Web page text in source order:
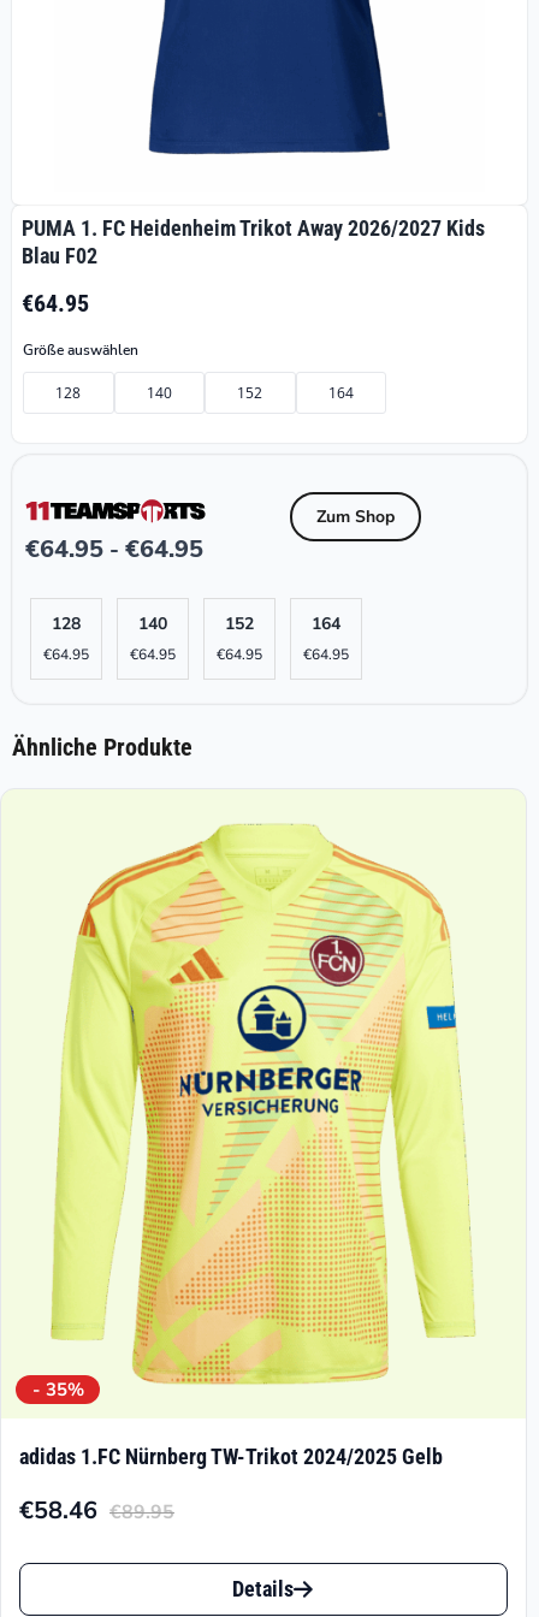
PUMA 1. FC Heidenheim Trikot Away 2026/2027 Kids
Blau F02
€64.95
Größe auswählen
128 140 152 164
€64.95 - €64.95
Zum Shop
128
€64.95
140
€64.95
152
€64.95
164
€64.95
Ähnliche Produkte
- 35%
adidas 1.FC Nürnberg TW-Trikot 2024/2025 Gelb
€89.95
Ursprünglicher
Preis
€58.46
Aktueller
Preis
Dieses
Produkt
Details